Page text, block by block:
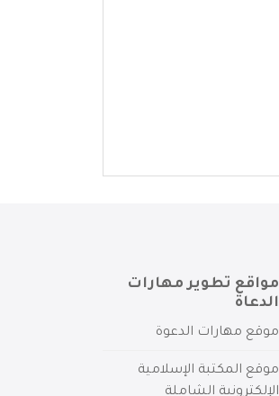
مواقع تطوير مهارات
الدعاة
موقع مهارات الدعوة
موقع المكتبة الإسلامية
الإلكترونية الشاملة